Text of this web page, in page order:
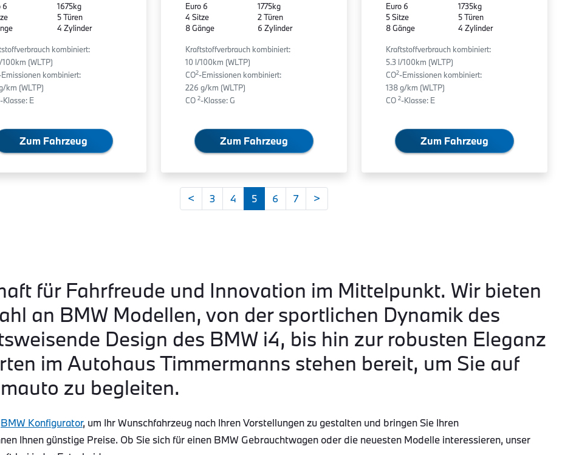
6
1675kg
5 Türen
4 Zylinder
kombiniert:
(WLTP)
kombiniert:
km (WLTP)
-Klasse: E
Zum Fahrzeug
Euro 6
4 Sitze
8 Gänge
1775kg
2 Türen
6 Zylinder
Kraftstoffverbrauch kombiniert:
10 l/100km (WLTP)
CO2-Emissionen kombiniert:
226 g/km (WLTP)
CO 2-Klasse: G
Zum Fahrzeug
Euro 6
5 Sitze
8 Gänge
1735kg
5 Türen
4 Zylinder
Kraftstoffverbrauch kombiniert:
5.3 l/100km (WLTP)
CO2-Emissionen kombiniert:
138 g/km (WLTP)
CO 2-Klasse: E
Zum Fahrzeug
< 3 4 5 6 7 >
für Fahrfreude und Innovation im Mittelpunkt. Wir bieten
an BMW Modellen, von der sportlichen Dynamik des
Design des BMW i4, bis hin zur robusten Eleganz
im Autohaus Timmermanns stehen bereit, um Sie auf
zu begleiten.
BMW Konfigurator, um Ihr Wunschfahrzeug nach Ihren Vorstellungen zu gestalten und bringen Sie Ihren
Ihnen günstige Preise. Ob Sie sich für einen BMW Gebrauchtwagen oder die neuesten Modelle interessieren, unser